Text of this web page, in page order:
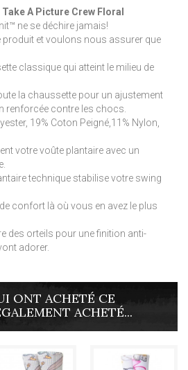
A Picture Crew Floral
ne se déchire jamais!
et voulons nous assurer que
classique qui atteint le milieu de
la chaussette pour un ajustement
renforcée contre les chocs.
19% Coton Peigné,11% Nylon,
votre voûte plantaire avec un
technique stabilise votre swing
confort là où vous en avez le plus
des orteils pour une finition anti-
adorer.
ONT ACHETÉ CE
ACHETÉ...